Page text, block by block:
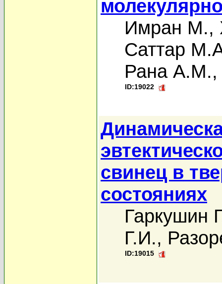
Имран М.,
Саттар
Рана А.М.
ID:19022
свинец в
состояниях
Гаркушин
Г.И.,
ID:19015